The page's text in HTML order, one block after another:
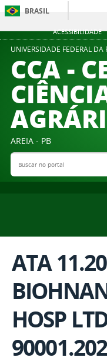
ACESSIBILIDADE
BRASIL
UNIVERSIDADE FEDERAL DA
CCA -
AREIA - PB
Buscar no portal
ATA
HOSP